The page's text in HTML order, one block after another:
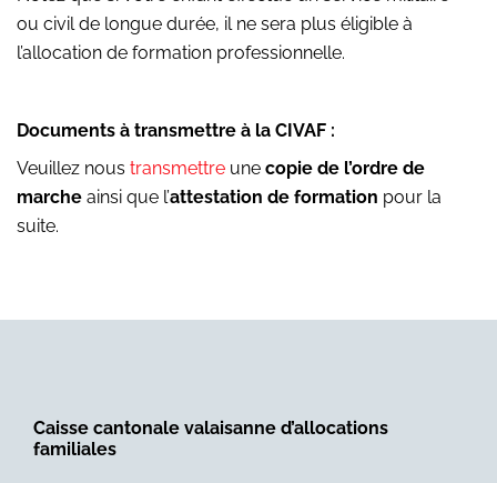
ou civil de longue durée, il ne sera plus éligible à
l’allocation de formation professionnelle.
Documents à transmettre à la CIVAF :
Veuillez nous transmettre une copie de l’ordre de
marche ainsi que l’attestation de formation pour la
suite.
Caisse cantonale valaisanne d’allocations
familiales